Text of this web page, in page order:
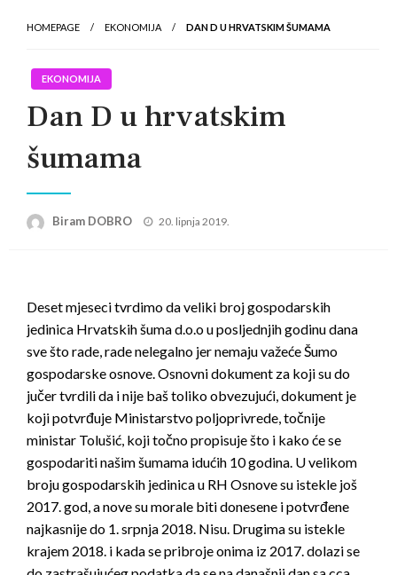
HOMEPAGE EKONOMIJA DAN D U HRVATSKIM ŠUMAMA
EKONOMIJA
Dan D u hrvatskim
šumama
Biram DOBRO
Posted
20. lipnja 2019.
Deset mjeseci tvrdimo da veliki broj gospodarskih
jedinica Hrvatskih šuma d.o.o u posljednjih godinu dana
sve što rade, rade nelegalno jer nemaju važeće Šumo
gospodarske osnove. Osnovni dokument za koji su do
jučer tvrdili da i nije baš toliko obvezujući, dokument je
koji potvrđuje Ministarstvo poljoprivrede, točnije
ministar Tolušić, koji točno propisuje što i kako će se
gospodariti našim šumama idućih 10 godina. U velikom
broju gospodarskih jedinica u RH Osnove su istekle još
2017. god, a nove su morale biti donesene i potvrđene
najkasnije do 1. srpnja 2018. Nisu. Drugima su istekle
krajem 2018. i kada se pribroje onima iz 2017. dolazi se